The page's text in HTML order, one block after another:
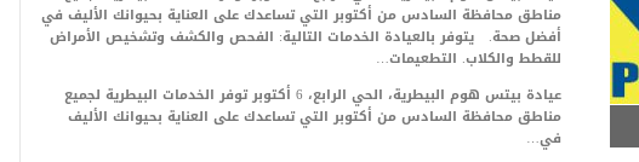
مناطق محافظة السادس من أكتوبر التي تساعدك على العناية بحيوانك الأليف في
أفضل صحة. يتوفر بالعيادة الخدمات التالية: الفحص والكشف وتشخيص الأمراض
للقطط والكلاب. التطعيمات…
عيادة بيتس هوم البيطرية، الحي الرابع، 6 أكتوبر توفر الخدمات البيطرية لجميع
مناطق محافظة السادس من أكتوبر التي تساعدك على العناية بحيوانك الأليف
في…